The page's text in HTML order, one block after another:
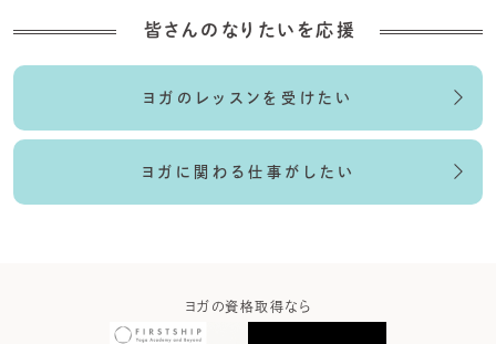
皆さんのなりたいを応援
ヨガのレッスンを受けたい
ヨガに関わる仕事がしたい
ヨガの資格取得なら